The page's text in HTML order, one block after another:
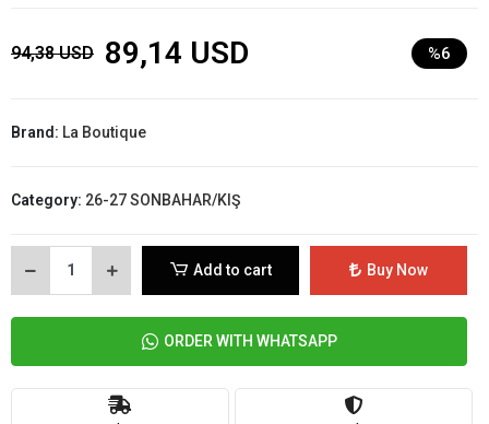
94,38 USD 89,14 USD %6
Brand: La Boutique
Category: 26-27 SONBAHAR/KIŞ
Add to cart Buy Now
ORDER WITH WHATSAPP